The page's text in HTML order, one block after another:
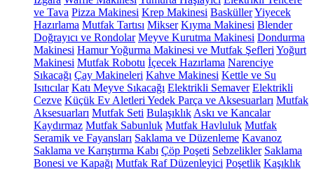
ve Tava Pizza Makinesi Krep Makinesi BasküllerYiyecek
Hazırlama Mutfak Tartısı Mikser Kıyma Makinesi Blender
Doğrayıcı ve Rondolar Meyve Kurutma Makinesi Dondurma
Makinesi Hamur Yoğurma Makinesi ve Mutfak Şefleri Yoğurt
Makinesi Mutfak Robotu İçecek Hazırlama Narenciye
Sıkacağı Çay Makineleri Kahve Makinesi Kettle ve Su
Isıtıcılar Katı Meyve Sıkacağı Elektrikli Semaver Elektrikli
Cezve Küçük Ev Aletleri Yedek Parça ve Aksesuarları Mutfak
Aksesuarları Mutfak Seti Bulaşıklık Askı ve Kancalar
Kaydırmaz Mutfak Sabunluk Mutfak Havluluk Mutfak
Seramik ve Fayansları Saklama ve Düzenleme Kavanoz
Saklama ve Karıştırma Kabı Çöp Poşeti Sebzelikler Saklama
Bonesi ve Kapağı Mutfak Raf Düzenleyici Poşetlik Kaşıklık